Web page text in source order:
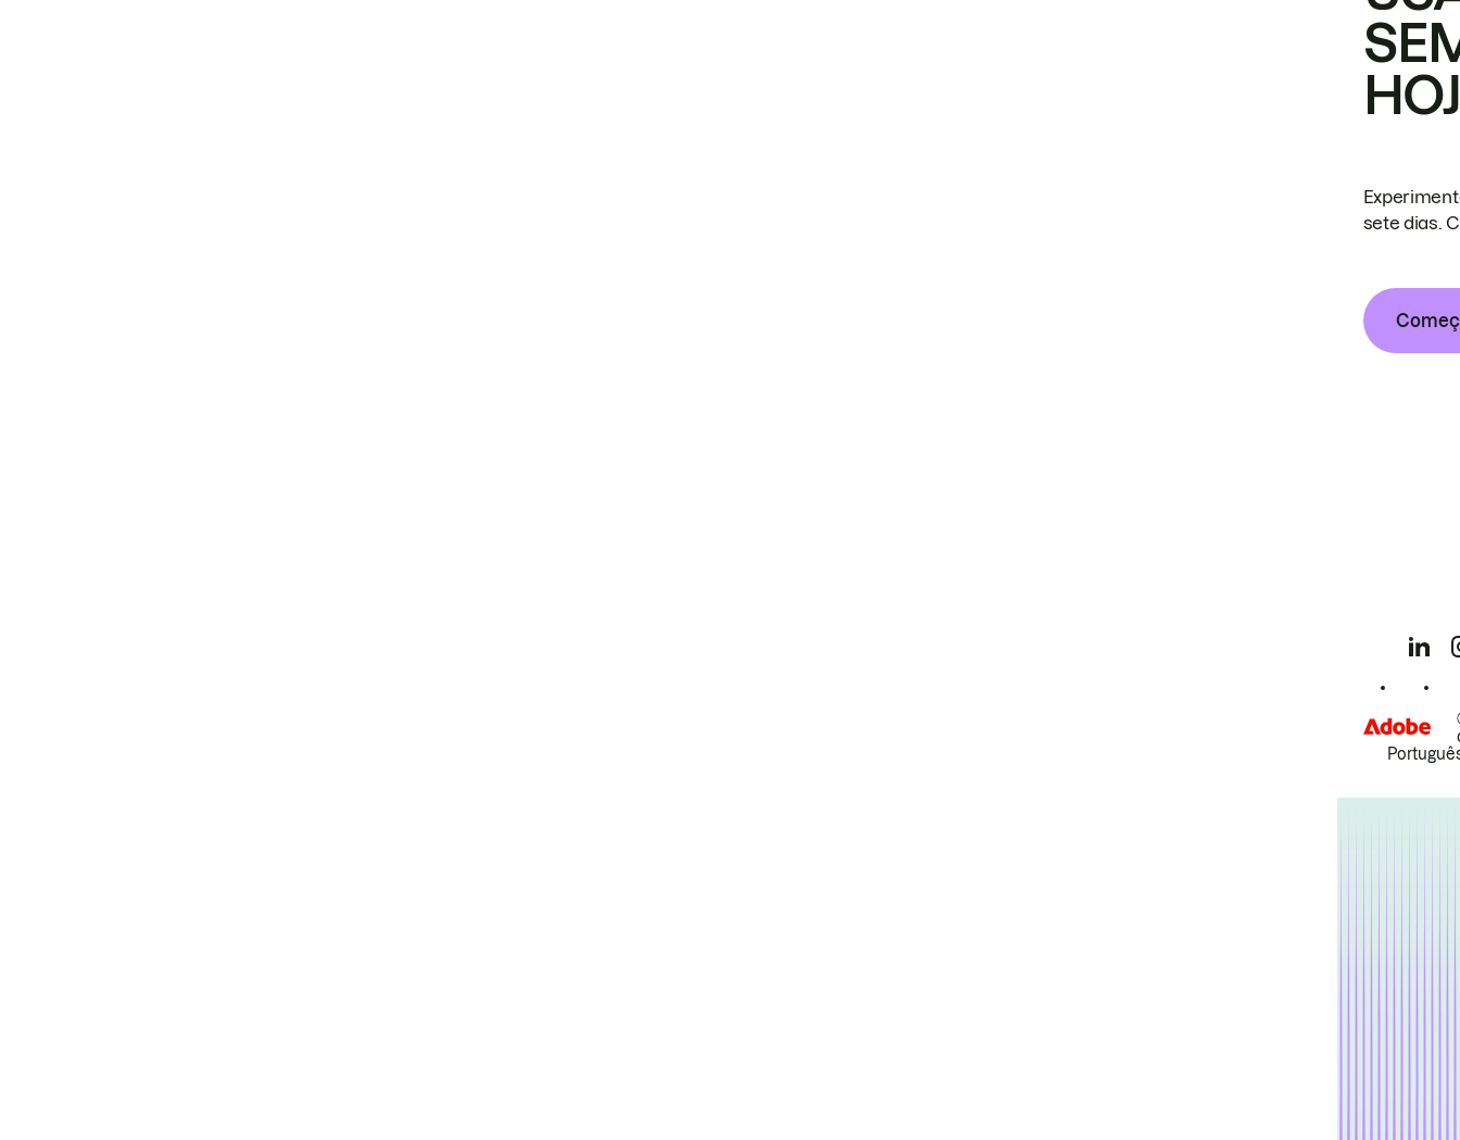
sete dias.